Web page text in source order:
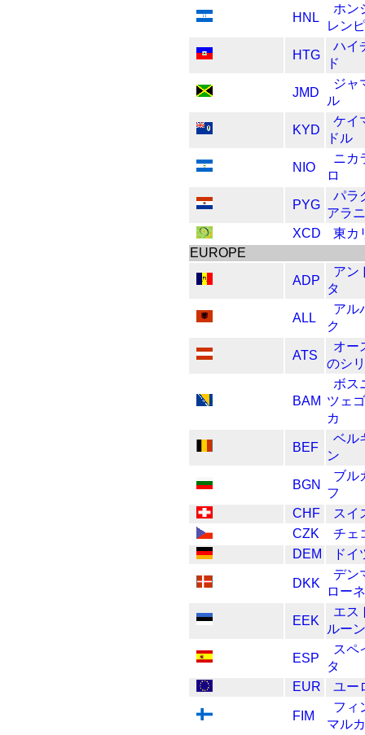
HNL
ホン
レン
HTG
ハイ
ド
JMD
ジャ
ル
KYD
ケイ
ドル
NIO
ニカ
ロ
PYG
パラ
アラニ
XCD
東カ
EUROPE
ADP
アン
タ
ALL
アル
ク
ATS
オー
のシ
BAM
ボス
ツェ
カ
BEF
ベル
ン
BGN
ブル
フ
CHF
スイ
CZK
チェ
DEM
ドイ
DKK
デン
ローネ
EEK
エス
ルーン
ESP
スペ
タ
EUR
ユー
FIM
フィ
マルカ